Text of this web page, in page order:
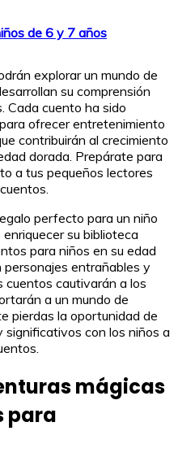
de 6 y 7 años
explorar un mundo de
su comprensión
Cada cuento ha sido
ofrecer entretenimiento
contribuirán al crecimiento
dorada. Prepárate para
a tus pequeños lectores
perfecto para un niño
su biblioteca
para niños en su edad
personajes entrañables y
cautivarán a los
a un mundo de
pierdas la oportunidad de
con los niños a
mágicas
para